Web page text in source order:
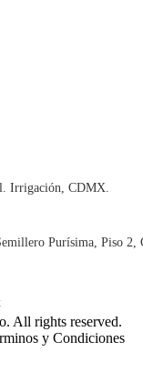
Irrigación, CDMX.
Purísima, Piso 2,
All rights reserved.
y Condiciones